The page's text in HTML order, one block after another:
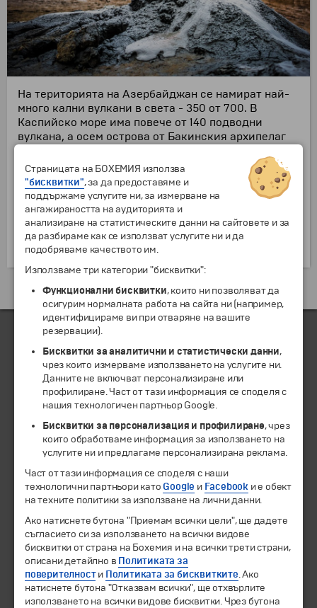
На територията на Азербайджан се намират най-
много кални вулкани в света - 350 от 700. В
Каспийско море има повече от 140 подводни
вулкана, а осем острова от Бакинския архипелаг
вулкани са тип "кладенци". Калните вулкани са
свързани с нефтените находища. Богати нефтени
и газови находища се намират на териториите с
кални вулкани. Изригванията на вулканите се
използват като суровина в химическата и
строителната промишленост, както и във
фармакологията.
Екскурзии и почивки до Азербайджан »
© 1994-2026 Бохемия ООД. Всички права запазени.
Екскурзии и почивки
Направления
Календар
Всички програми от А до Я
Страницата на БОХЕМИЯ използва
"бисквитки", за да предоставяме и
поддържаме услугите ни, за измерване на
ангажираността на аудиторията и
анализиране на статистическите данни на сайтовете и за
да разбираме как се използват услугите ни и да
подобряваме качеството им.
Използваме три категории "бисквитки":
Функционални бисквитки, които ни позволяват да
осигурим нормалната работа на сайта ни (например,
идентифицираме ви при отваряне на вашите
резервации).
Бисквитки за аналитични и статистически данни,
чрез които измерваме използването на услугите ни.
Данните не включват персонализиране или
профилиране. Част от тази информация се споделя с
нашия технологичен партньор Google.
Бисквитки за персонализация и профилиране, чрез
които обработваме информация за използването на
услугите ни и предлагаме персонализирана реклама.
Част от тази информация се споделя с наши
технологични партньори като Google и Facebook и е обект
на техните политики за използване на лични данни.
Ако натиснете бутона "Приемам всички цели", ще дадете
съгласието си за използването на всички видове
бисквитки от страна на Бохемия и на всички трети страни,
описани детайлно в Политиката за
поверителности Политиката за бисквитките. Ако
натиснете бутона "Отказвам всички", ще отхвърлите
използването на всички видове бисквитки. Чрез бутона